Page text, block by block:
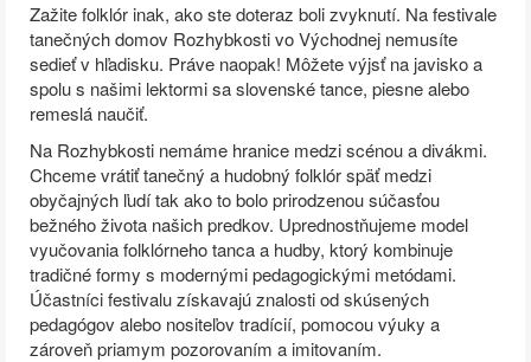
Zažite folklór inak, ako ste doteraz boli zvyknutí. Na festivale
tanečných domov Rozhybkosti vo Východnej nemusíte
sedieť v hľadisku. Práve naopak! Môžete výjsť na javisko a
spolu s našimi lektormi sa slovenské tance, piesne alebo
remeslá naučiť.
Na Rozhybkosti nemáme hranice medzi scénou a divákmi.
Chceme vrátiť tanečný a hudobný folklór späť medzi
obyčajných ľudí tak ako to bolo prirodzenou súčasťou
bežného života našich predkov. Uprednostňujeme model
vyučovania folklórneho tanca a hudby, ktorý kombinuje
tradičné formy s modernými pedagogickými metódami.
Účastníci festivalu získavajú znalosti od skúsených
pedagógov alebo nositeľov tradícií, pomocou výuky a
zároveň priamym pozorovaním a imitovaním.